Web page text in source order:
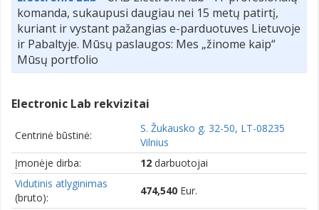
komanda, sukaupusi daugiau nei 15 metų patirtį,
kuriant ir vystant pažangias e-parduotuves Lietuvoje
ir Pabaltyje. Mūsų paslaugos: Mes „žinome kaip“
Mūsų portfolio
Electronic Lab rekvizitai
Centrinė būstinė:
S. Žukausko g. 32-50, LT-08235
Vilnius
Įmonėje dirba:
12 darbuotojai
Vidutinis atlyginimas
(bruto):
474,540 Eur.